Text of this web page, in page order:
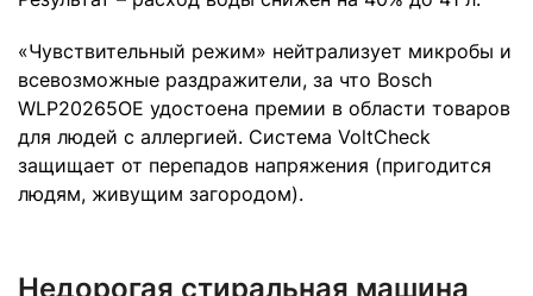
«Чувствительный режим» нейтрализует микробы и
всевозможные раздражители, за что Bosch
WLP20265OE удостоена премии в области товаров
для людей с аллергией. Система VoltCheck
защищает от перепадов напряжения (пригодится
людям, живущим загородом).
Недорогая стиральная машина